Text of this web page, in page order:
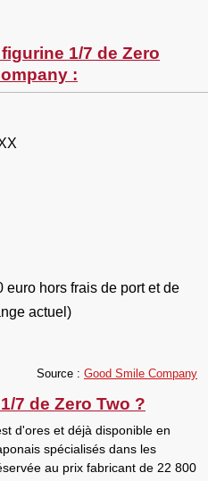
1/7 de Zero
:
euro hors frais de port et de
actuel)
Source : Good Smile Company
7 de Zero Two ?
d'ores et déjà disponible en
spécialisés dans les
au prix fabricant de 22 800